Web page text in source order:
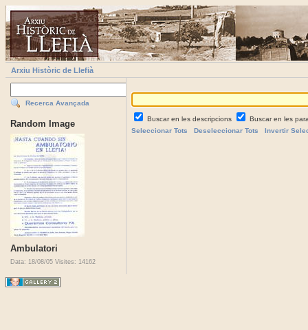
Arxiu Històric de Llefià
Recerca Avançada
Random Image
Ambulatori
Data: 18/08/05 Visites: 14162
Buscar en les descripcions
Buscar en les
Seleccionar Tots
Deseleccionar Tots Invertir